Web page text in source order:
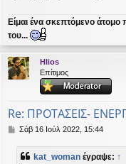
Είμαι ένα σκεπτόμενο άτομο
του...
Hlios
Επίτιμος
Re: ΠΡΟΤΑΣΕΙΣ-
Δ
μ
Σάβ 16 Ιούλ 2022, 15:44
kat_woman έγραψε: ↑